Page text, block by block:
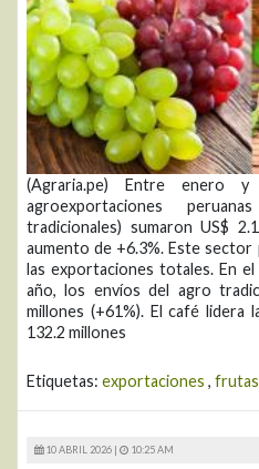
(Agraria.pe) Entre enero
agroexportaciones
tradicionales) sumaron US$
aumento de +6.3%. Este
las exportaciones totales. En
año, los envíos del agro
millones (+61%). El café lidera
132.2 millones
Etiquetas: exportaciones , frutas
10 ABRIL 2026 | 10:25 AM